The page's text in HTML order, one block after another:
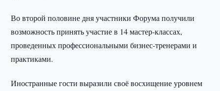
Во второй половине дня участники Форума получили
возможность принять участие в 14 мастер-классах,
проведенных профессиональными бизнес-тренерами и
практиками.
Иностранные гости выразили своё восхищение уровнем